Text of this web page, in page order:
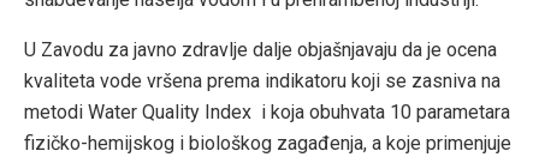
U Zavodu za javno zdravlje dalje objašnjavaju da je ocena
kvaliteta vode vršena prema indikatoru koji se zasniva na
metodi Water Quality Index i koja obuhvata 10 parametara
fizičko-hemijskog i biološkog zagađenja, a koje primenjuje